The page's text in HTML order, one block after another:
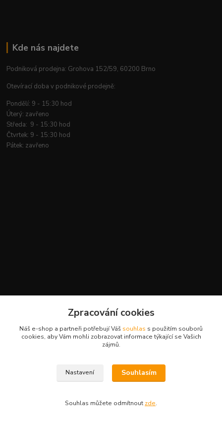
Kde nás najdete
Podniková prodejna: Grohova 152/59, 60200 Brno
Otevírací doba v podnikové prodejně:
Pondělí: 9 - 15:30 hod
Úterý: zavřeno
Středa: 9 - 15:30 hod
Čtvrtek: 9 - 15:30 hod
Pátek: zavřeno
+420 777 959 094
(Po-Pá, 8-16 hod.)
Zpracování cookies
Náš e-shop a partneři potřebují Váš souhlas s použitím souborů
cookies, aby Vám mohli zobrazovat informace týkající se Vašich
zájmů.
Nastavení Souhlasím
Souhlas můžete odmítnout zde.